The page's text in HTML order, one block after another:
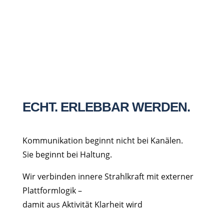
ECHT. ERLEBBAR WERDEN.
Kommunikation beginnt nicht bei Kanälen.
Sie beginnt bei Haltung.
Wir verbinden innere Strahlkraft mit externer
Plattformlogik –
damit aus Aktivität Klarheit wird